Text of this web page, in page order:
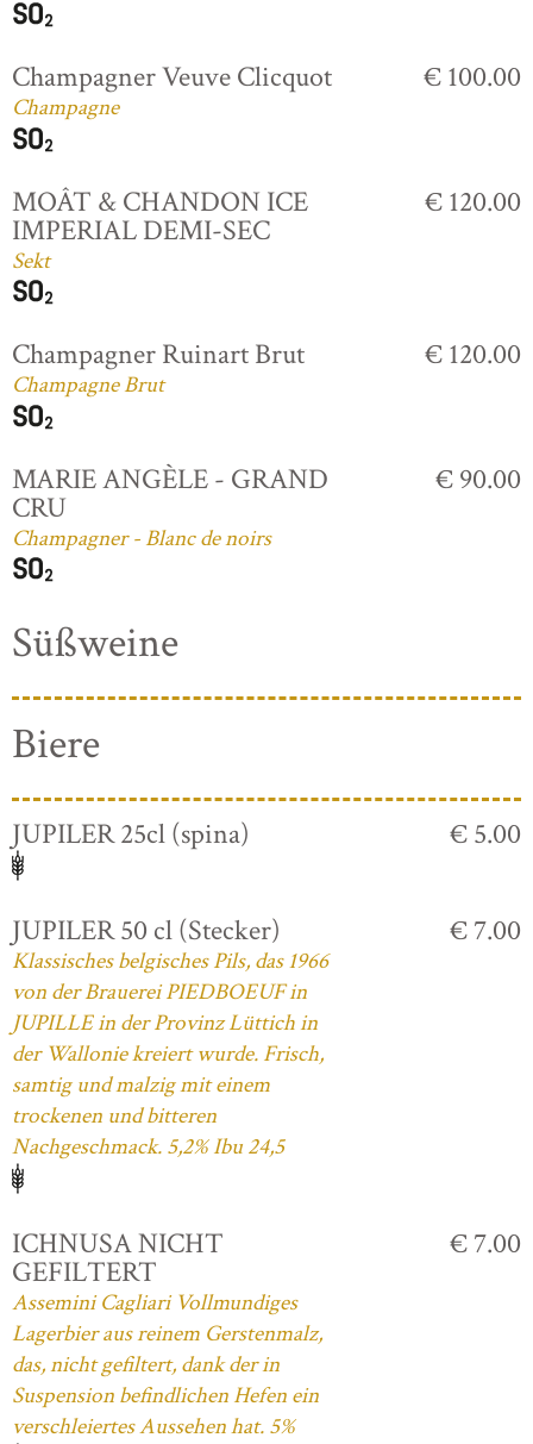
Champagner Veuve Clicquot
Champagne
€ 100.00
MOÂT & CHANDON ICE
IMPERIAL DEMI-SEC
Sekt
€ 120.00
Champagner Ruinart Brut
Champagne Brut
€ 120.00
MARIE ANGÈLE - GRAND
CRU
Champagner - Blanc de noirs
€ 90.00
Süßweine
Biere
JUPILER 25cl (spina) € 5.00
JUPILER 50 cl (Stecker)
Klassisches belgisches Pils, das 1966
von der Brauerei PIEDBOEUF in
JUPILLE in der Provinz Lüttich in
der Wallonie kreiert wurde. Frisch,
samtig und malzig mit einem
trockenen und bitteren
Nachgeschmack. 5,2% Ibu 24,5
€ 7.00
ICHNUSA NICHT
GEFILTERT
Assemini Cagliari Vollmundiges
Lagerbier aus reinem Gerstenmalz,
das, nicht gefiltert, dank der in
Suspension befindlichen Hefen ein
verschleiertes Aussehen hat. 5%
€ 7.00